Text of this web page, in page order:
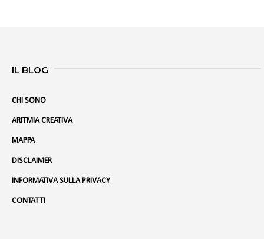
IL BLOG
CHI SONO
ARITMIA CREATIVA
MAPPA
DISCLAIMER
INFORMATIVA SULLA PRIVACY
CONTATTI